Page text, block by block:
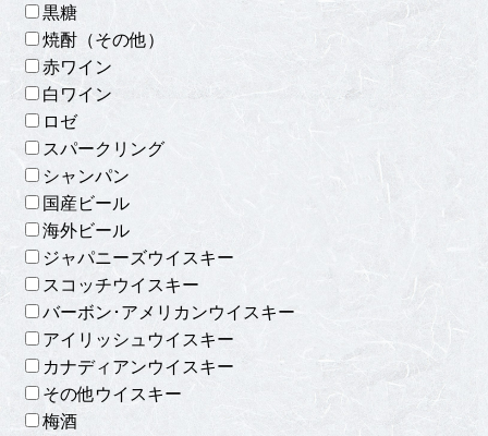
黒糖
焼酎（その他）
赤ワイン
白ワイン
ロゼ
スパークリング
シャンパン
国産ビール
海外ビール
ジャパニーズウイスキー
スコッチウイスキー
バーボン･アメリカンウイスキー
アイリッシュウイスキー
カナディアンウイスキー
その他ウイスキー
梅酒